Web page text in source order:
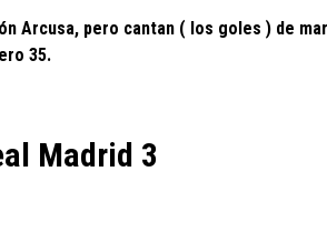
Arcusa, pero cantan ( los goles ) de
35.
Madrid 3